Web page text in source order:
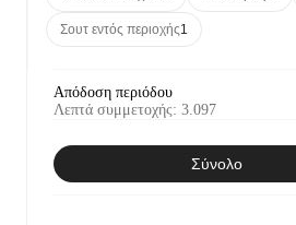
Σουτ εντός περιοχής1
Απόδοση περιόδου
Λεπτά συμμετοχής: 3.097
Σύνολο